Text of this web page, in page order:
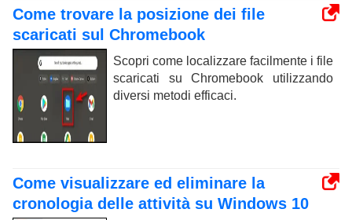
Come trovare la posizione dei file
scaricati sul Chromebook
Scopri come localizzare facilmente i file
scaricati su Chromebook utilizzando
diversi metodi efficaci.
Come visualizzare ed eliminare la
cronologia delle attività su Windows 10